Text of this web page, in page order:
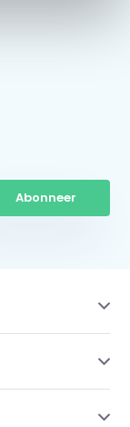
Abonneer